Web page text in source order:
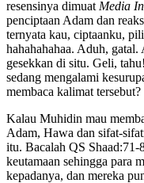
resensinya dimuat Media
penciptaan Adam dan
ternyata kau, ciptaanku,
hahahahahaa. Aduh,
gesekkan di situ. Geli,
sedang mengalami
membaca kalimat tersebut?
Kalau Muhidin mau
Adam, Hawa dan sifat-
itu. Bacalah QS
keutamaan sehingga para
kepadanya, dan mereka